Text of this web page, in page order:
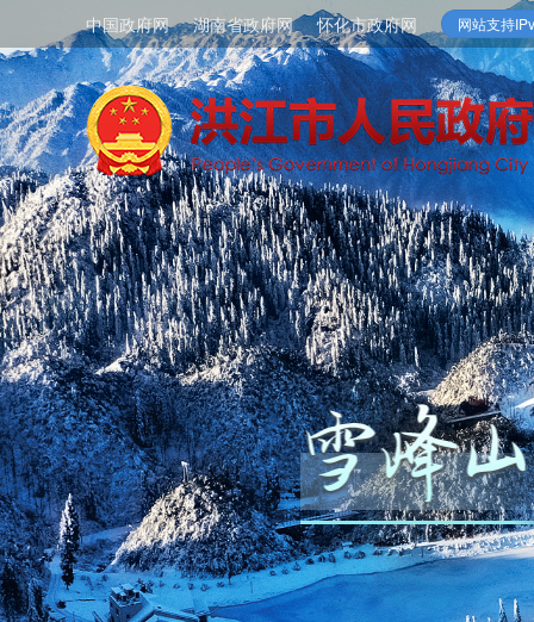
中国政府网 湖南省政府网 怀化市政府网 网站支持